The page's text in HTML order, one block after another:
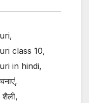
,
class 10,
in hindi,
,
शैली,